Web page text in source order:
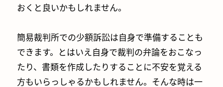
おくと良いかもしれません。
簡易裁判所での少額訴訟は自身で準備することも
できます。とはいえ自身で裁判の弁論をおこなっ
たり、書類を作成したりすることに不安を覚える
方もいらっしゃるかもしれません。そんな時は一